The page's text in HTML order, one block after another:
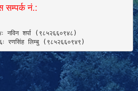
सम्पर्क नं.:
शर्पा (९८५२६६०९४८)
रणसिंह लिम्बु (९८५२६६०९४९)